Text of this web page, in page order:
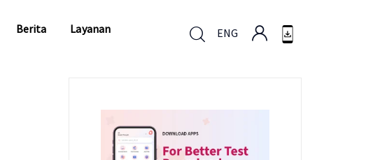
Berita Layanan ENG